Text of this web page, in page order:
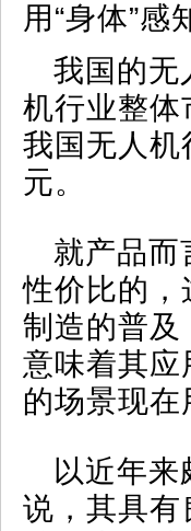
用“身体”感
我国的无
机行业整
我国无人
元。
就产品而
性价比的，
制造的普及
意味着其应
的场景现在
以近年
说，其具有